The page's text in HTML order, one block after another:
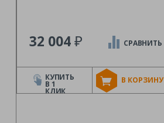
32 004₽
В КОРЗИНУ
СРАВНИТЬ
КУПИТЬ
В 1
КЛИК